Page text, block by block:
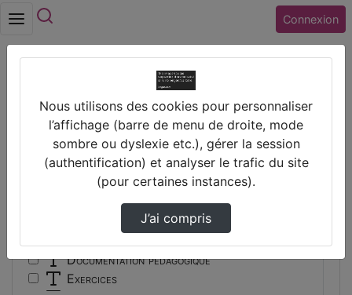
Connexion
Vidéos
Filtres
Types
Autre
Conférence
Documentation pédagogique
Exercices
Nous utilisons des cookies pour personnaliser
l’affichage (barre de menu de droite, mode
sombre ou dyslexie etc.), gérer la session
(authentification) et analyser le trafic du site
(pour certaines instances).
J’ai compris